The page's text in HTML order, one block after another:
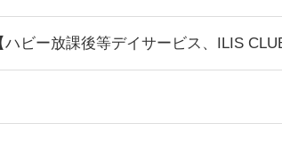
ビー放課後等デイサービス、ILIS